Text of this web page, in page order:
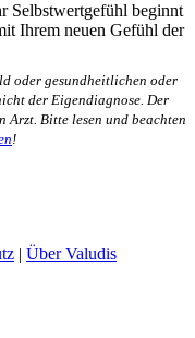
Selbstwertgefühl beginnt
Ihrem neuen Gefühl der
oder gesundheitlichen oder
der Eigendiagnose. Der
Arzt. Bitte lesen und beachten
!
Über Valudis